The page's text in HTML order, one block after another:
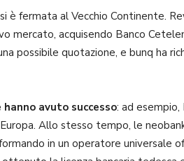
è fermata al Vecchio Continente.
mercato, acquisendo Banco
possibile quotazione, e bunq ha
avuto successo: ad esempio,
Allo stesso tempo, le
in un operatore universale